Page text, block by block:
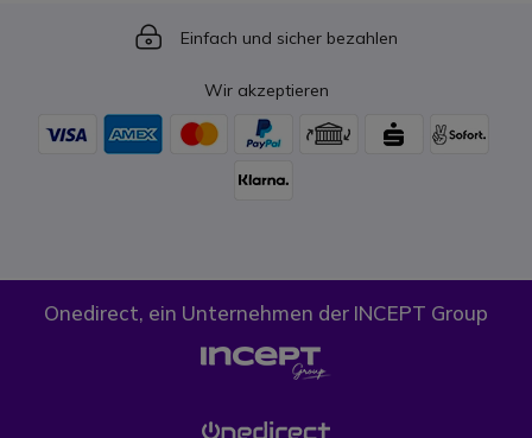
Icon
Einfach und sicher bezahlen
Wir akzeptieren
Onedirect, ein Unternehmen der INCEPT Group